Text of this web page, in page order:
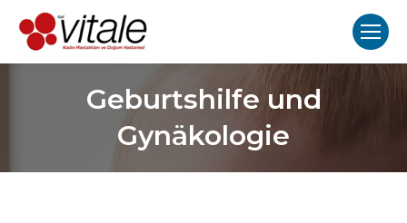
Geburtshilfe und
Gynäkologie